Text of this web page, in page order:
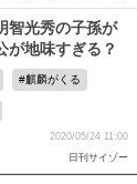
智光秀の子孫が
地味すぎる？
麒麟がくる
2020/05/24 11:00
日刊サイゾー